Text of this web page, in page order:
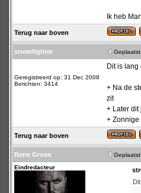
Ik heb
Terug naar boven
streetfighter
Geregistreerd op: 31 Dec 2008
Berichten: 3414
Dit is
+ Na de
zit
+ Later dit
+ Zonnige
Terug naar boven
Rene Groen
Eindredacteur